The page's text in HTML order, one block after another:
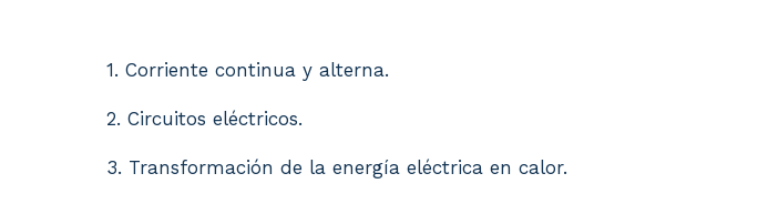
1. Corriente continua y alterna.
2. Circuitos eléctricos.
3. Transformación de la energía eléctrica en calor.